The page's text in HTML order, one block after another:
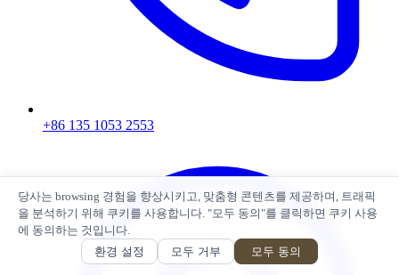
+86 135 1053 2553
당사는 browsing 경험을 향상시키고, 맞춤형 콘텐츠를 제공하며, 트래픽
을 분석하기 위해 쿠키를 사용합니다. "모두 동의"를 클릭하면 쿠키 사용
에 동의하는 것입니다.
환경 설정
모두 거부 모두 동의